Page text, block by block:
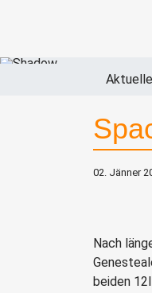
02. Jänner
Nach
beiden